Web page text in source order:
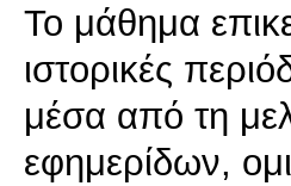
Το μάθημα
ιστορικές
μέσα από τη
εφημερίδων,